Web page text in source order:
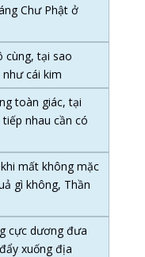
Chư Phật ở
cùng, tại sao
cái kim
toàn giác, tại
nhau cần có
mất không mặc
gì không, Thần
cực dương đưa
xuống địa